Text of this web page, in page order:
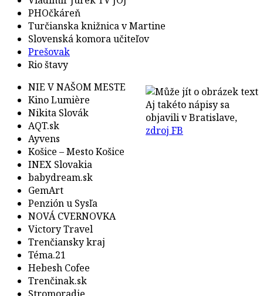
PHOčkáreň
Turčianska knižnica v Martine
Slovenská komora učiteľov
Prešovak
Rio štavy
Aj takéto nápisy sa
objavili v Bratislave,
zdroj FB
NIE V NAŠOM MESTE
Kino Lumière
Nikita Slovák
AQT.sk
Ayvens
Košice – Mesto Košice
INEX Slovakia
babydream.sk
GemArt
Penzión u Sysľa
NOVÁ CVERNOVKA
Victory Travel
Trenčiansky kraj
Téma.21
Hebesh Cofee
Trenčinak.sk